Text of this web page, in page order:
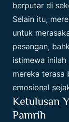
berputar di
Selain itu,
untuk
pasangan,
istimewa inilah
mereka terasa
emosional
Ketulusan
Pamrih